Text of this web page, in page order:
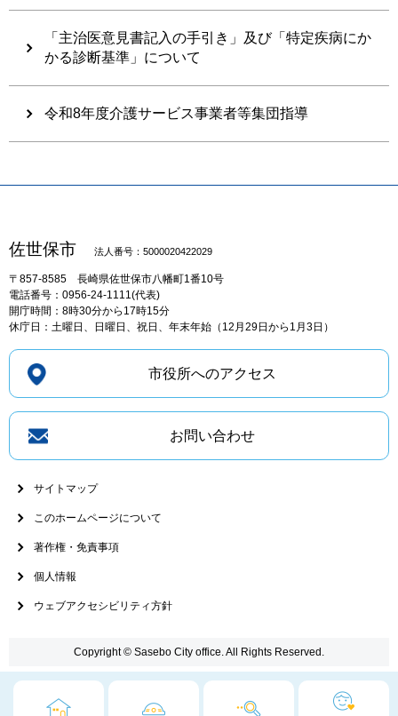
「主治医意見書記入の手引き」及び「特定疾病にか
かる診断基準」について
令和8年度介護サービス事業者等集団指導
佐世保市 法人番号：5000020422029
〒857-8585 長崎県佐世保市八幡町1番10号
電話番号：0956-24-1111(代表)
開庁時間：8時30分から17時15分
休庁日：土曜日、日曜日、祝日、年末年始（12月29日から1月3日）
市役所へのアクセス
お問い合わせ
サイトマップ
このホームページについて
著作権・免責事項
個人情報
ウェブアクセシビリティ方針
Copyright © Sasebo City office. All Rights Reserved.